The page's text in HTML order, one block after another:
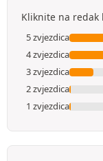
Kliknite na
5 zvjezdica
4 zvjezdica
3 zvjezdica
2 zvjezdica
1 zvjezdica